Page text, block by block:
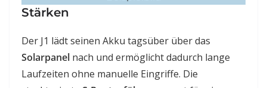
Stärken
Der J1 lädt seinen Akku tagsüber über das
Solarpanel nach und ermöglicht dadurch lange
Laufzeiten ohne manuelle Eingriffe. Die